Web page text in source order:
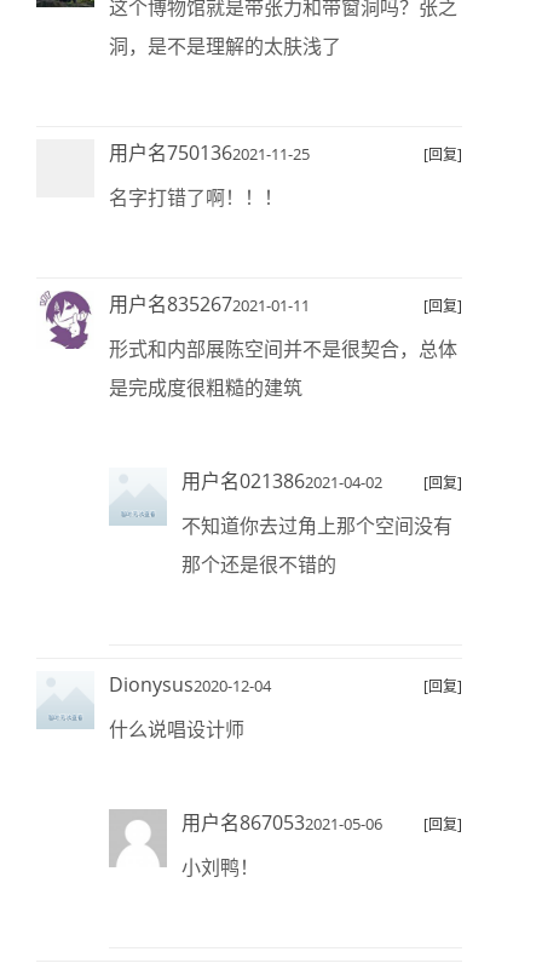
这个博物馆就是带张力和带窗洞吗？张之
洞，是不是理解的太肤浅了
用户名7501362021-11-25 [回复]
名字打错了啊！！！
用户名8352672021-01-11 [回复]
形式和内部展陈空间并不是很契合，总体
是完成度很粗糙的建筑
用户名0213862021-04-02 [回复]
不知道你去过角上那个空间没有
那个还是很不错的
Dionysus2020-12-04 [回复]
什么说唱设计师
用户名8670532021-05-06 [回复]
小刘鸭！